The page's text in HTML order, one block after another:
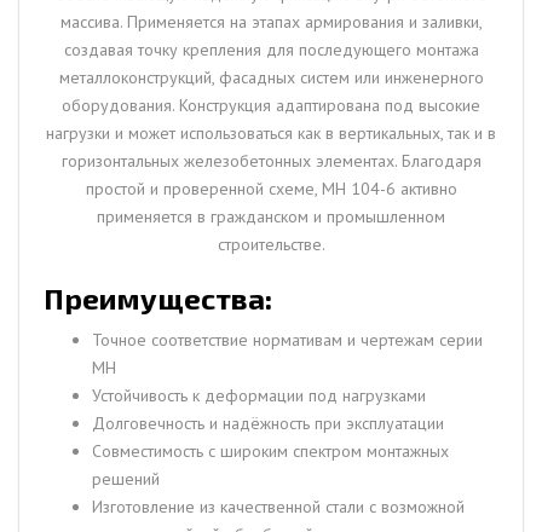
массива. Применяется на этапах армирования и заливки,
создавая точку крепления для последующего монтажа
металлоконструкций, фасадных систем или инженерного
оборудования. Конструкция адаптирована под высокие
нагрузки и может использоваться как в вертикальных, так и в
горизонтальных железобетонных элементах. Благодаря
простой и проверенной схеме, МН 104-6 активно
применяется в гражданском и промышленном
строительстве.
Преимущества:
Точное соответствие нормативам и чертежам серии
МН
Устойчивость к деформации под нагрузками
Долговечность и надёжность при эксплуатации
Совместимость с широким спектром монтажных
решений
Изготовление из качественной стали с возможной